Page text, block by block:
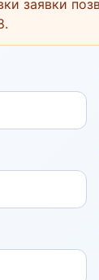
заявки
.